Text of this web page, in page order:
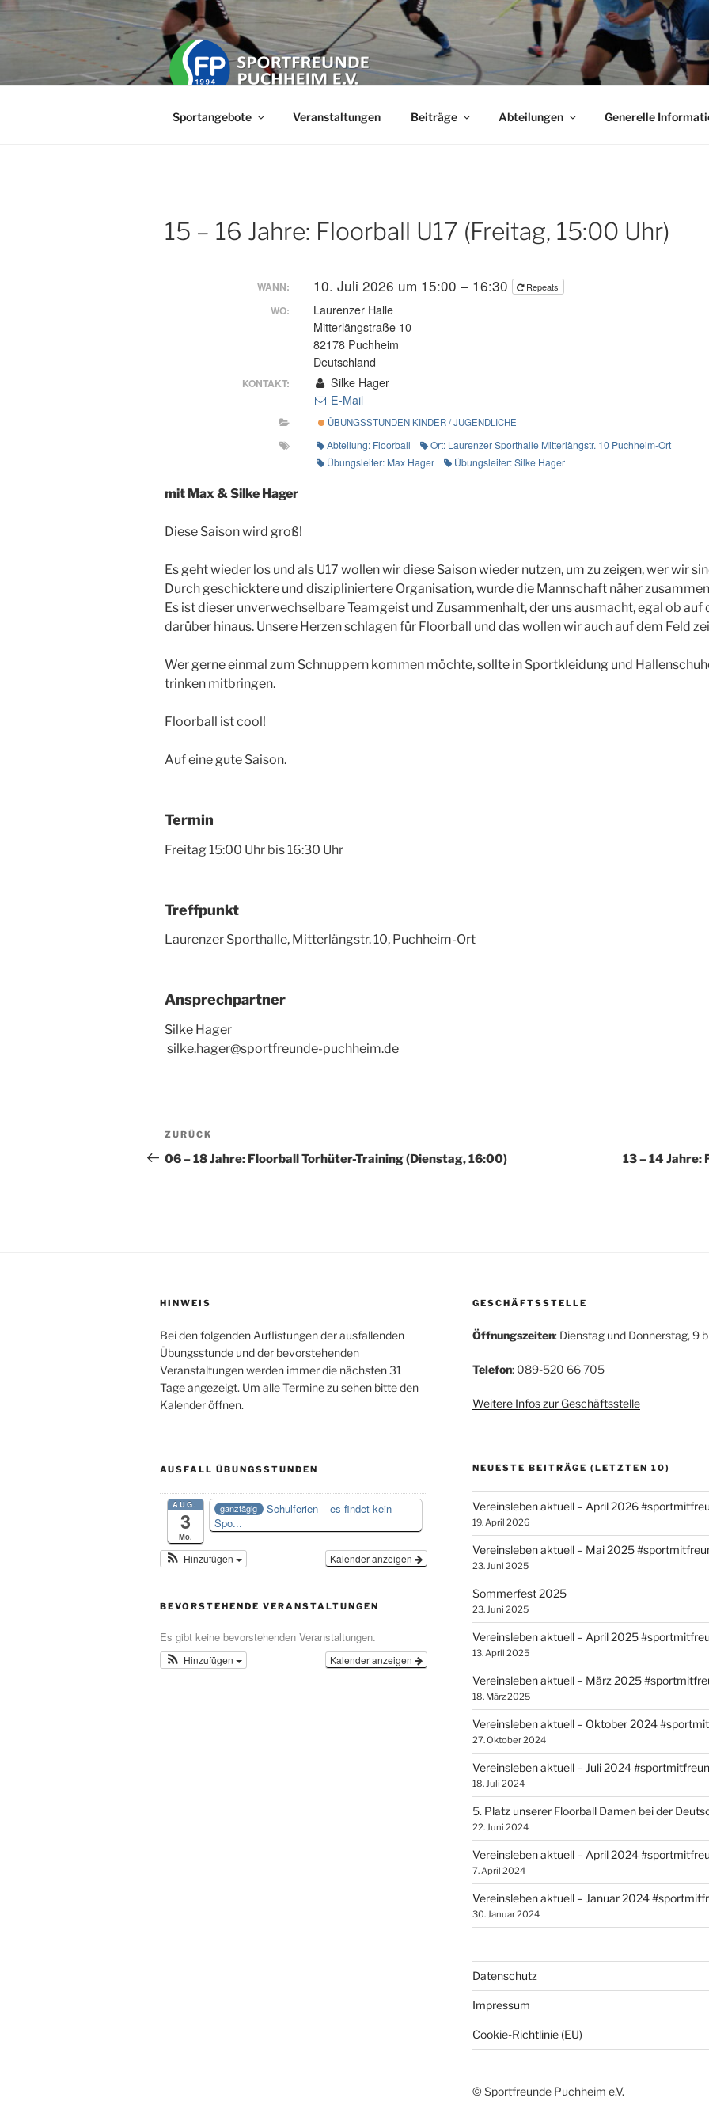
Zum
Inhalt
springen
SPORTFREUNDE PUCHHEIM E.V.
Der Freizeit Sportverein in der Stadt Puchheim im Landkreis Fürstenfeldbruck (FFB) in
Sportangebote Veranstaltungen Beiträge Abteilungen Generelle
15 – 16 Jahre: Floorball U17 (Freitag, 15:00 Uhr)
WANN: 10. Juli 2026 um 15:00 – 16:30 Repeats
WO:
Laurenzer Halle
Mitterlängstraße 10
82178 Puchheim
Deutschland
KONTAKT:
Silke Hager
E-Mail
ÜBUNGSSTUNDEN KINDER / JUGENDLICHE
Abteilung: Floorball
Ort: Laurenzer Sporthalle Mitterlängstr. 10 Puchheim-Ort
Übungsleiter: Max Hager
Übungsleiter: Silke Hager
mit Max & Silke Hager
Diese Saison wird groß!
Es geht wieder los und als U17 wollen wir diese Saison wieder nutzen, um zu zeigen, wer wir
Durch geschicktere und diszipliniertere Organisation, wurde die Mannschaft näher
Es ist dieser unverwechselbare Teamgeist und Zusammenhalt, der uns ausmacht, egal ob
darüber hinaus. Unsere Herzen schlagen für Floorball und das wollen wir auch auf dem Feld
Wer gerne einmal zum Schnuppern kommen möchte, sollte in Sportkleidung und
trinken mitbringen.
Floorball ist cool!
Auf eine gute Saison.
Termin
Freitag 15:00 Uhr bis 16:30 Uhr
Treffpunkt
Laurenzer Sporthalle, Mitterlängstr. 10, Puchheim-Ort
Ansprechpartner
Silke Hager E-
silke.hager@sportfreunde-puchheim.de
Beitragsnavigation
Vorheriger
Beitrag
ZURÜCK
06 – 18 Jahre: Floorball Torhüter-Training (Dienstag, 16:00) 13 – 14 Jahre:
HINWEIS
Bei den folgenden Auflistungen der ausfallenden
Übungsstunde und der bevorstehenden
Veranstaltungen werden immer die nächsten 31
Tage angezeigt. Um alle Termine zu sehen bitte den
Kalender öffnen.
AUSFALL ÜBUNGSSTUNDEN
AUG.
3
Mo.
ganztägig
Schulferien – es findet kein
Spo...
Kalender anzeigen
Hinzufügen
BEVORSTEHENDE VERANSTALTUNGEN
Es gibt keine bevorstehenden Veranstaltungen.
Kalender anzeigen
Hinzufügen
GESCHÄFTSSTELLE
Öffnungszeiten: Dienstag und Donnerstag, 9
Telefon: 089-520 66 705
Weitere Infos zur Geschäftsstelle
NEUESTE BEITRÄGE (LETZTEN 10)
Vereinsleben aktuell – April 2026
19. April 2026
Vereinsleben aktuell – Mai 2025
23. Juni 2025
Sommerfest 2025
23. Juni 2025
Vereinsleben aktuell – April 2025
13. April 2025
Vereinsleben aktuell – März 2025
18. März 2025
Vereinsleben aktuell – Oktober 2024
27. Oktober 2024
Vereinsleben aktuell – Juli 2024
18. Juli 2024
5. Platz unserer Floorball Damen bei der
22. Juni 2024
Vereinsleben aktuell – April 2024
7. April 2024
Vereinsleben aktuell – Januar 2024
30. Januar 2024
Datenschutz
Impressum
Cookie-Richtlinie (EU)
© Sportfreunde Puchheim e.V.